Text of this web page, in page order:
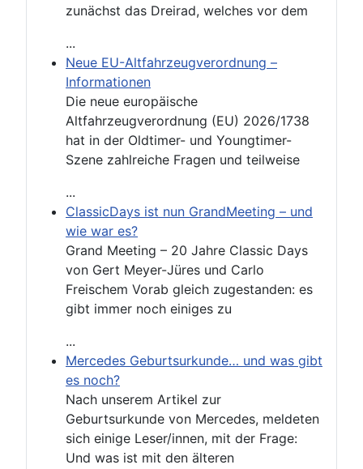
zunächst das Dreirad, welches vor dem
...
Neue EU-Altfahrzeugverordnung –
Informationen
Die neue europäische
Altfahrzeugverordnung (EU) 2026/1738
hat in der Oldtimer- und Youngtimer-
Szene zahlreiche Fragen und teilweise
...
ClassicDays ist nun GrandMeeting – und
wie war es?
Grand Meeting – 20 Jahre Classic Days
von Gert Meyer-Jüres und Carlo
Freischem Vorab gleich zugestanden: es
gibt immer noch einiges zu
...
Mercedes Geburtsurkunde… und was gibt
es noch?
Nach unserem Artikel zur
Geburtsurkunde von Mercedes, meldeten
sich einige Leser/innen, mit der Frage:
Und was ist mit den älteren